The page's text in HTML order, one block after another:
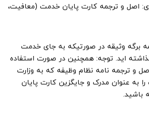
اصل و ترجمه کارت پایان خدمت (معافیت،
برگه وثیقه در صورتیکه به جای خدمت
اید. توجه: همچنین در صورت استفاده
و ترجمه نامه نظام وظیفه که به وزارت
به عنوان مدرک و جایگزین کارت پایان
باشید.